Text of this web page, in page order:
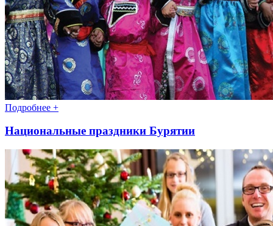
Подробнее +
Национальные праздники Бурятии